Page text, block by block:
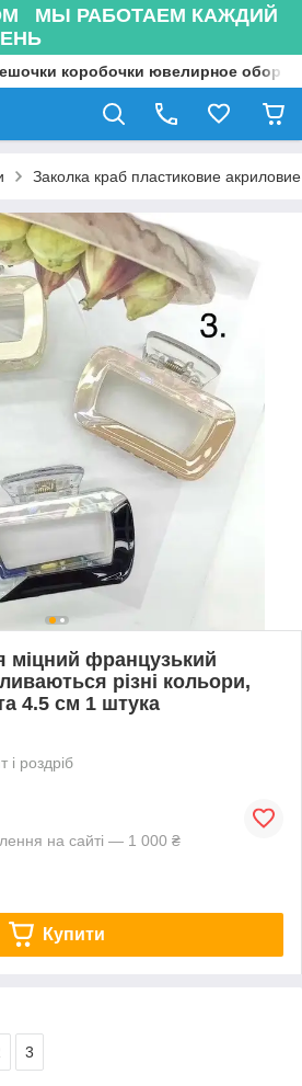
МЫ РАБОТАЕМ КАЖДИЙ
коробочки ювелирное
Заколка краб пластиковие
міцний французький
різні кольори,
4.5 см 1 штука
і роздріб
на сайті — 1 000 ₴
Купити
3